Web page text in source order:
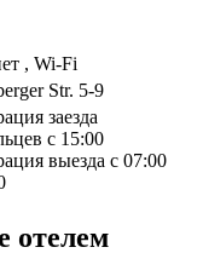
, Wi-Fi
Str. 5-9
заезда
с 15:00
выезда с 07:00
отелем